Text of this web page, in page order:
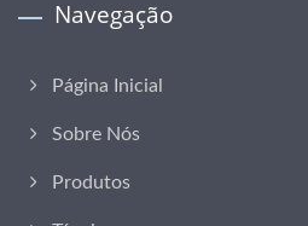
Navegação
Página Inicial
Sobre Nós
Produtos